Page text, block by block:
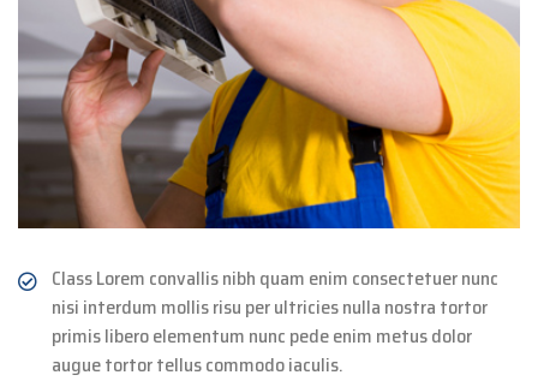
Class Lorem convallis nibh quam enim consectetuer nunc
nisi interdum mollis risu per ultricies nulla nostra tortor
primis libero elementum nunc pede enim metus dolor
augue tortor tellus commodo iaculis.